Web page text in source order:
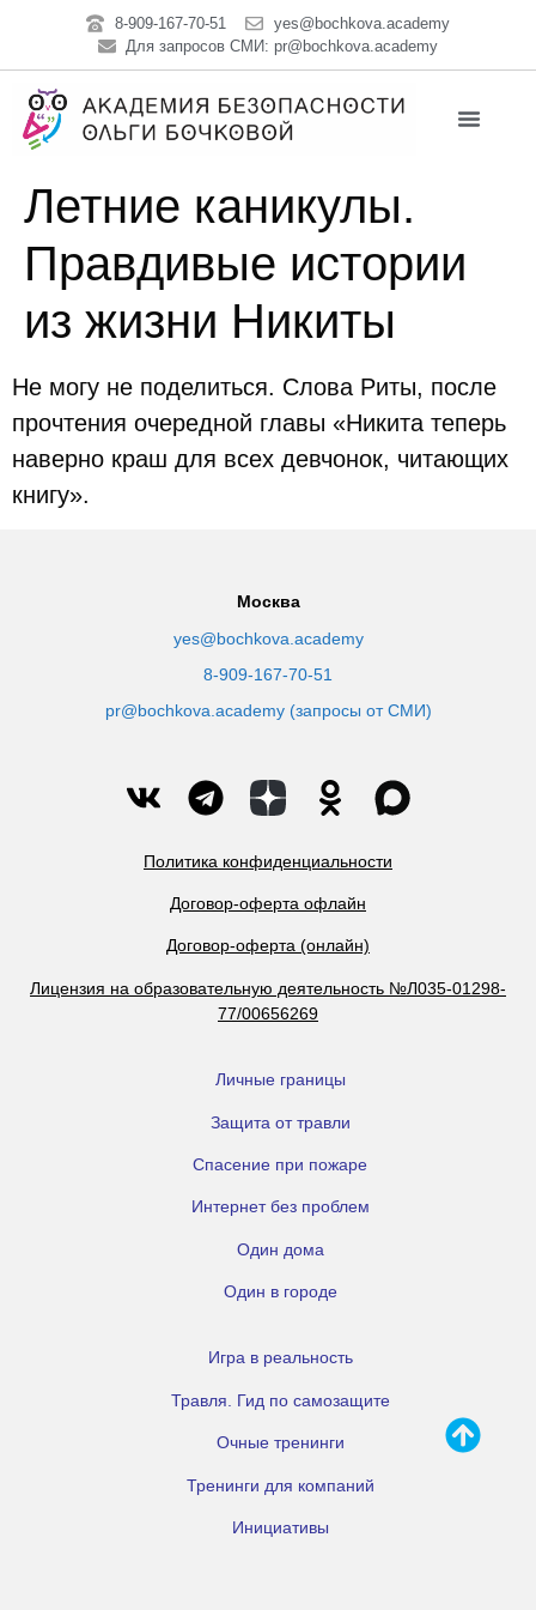
8-909-167-70-51
yes@bochkova.academy
Для запросов СМИ: pr@bochkova.academy
Летние каникулы.
Правдивые истории
из жизни Никиты
Не могу не поделиться. Слова Риты, после
прочтения очередной главы «Никита теперь
наверно краш для всех девчонок, читающих
книгу».
Москва
yes@bochkova.academy
8-909-167-70-51
pr@bochkova.academy (запросы от СМИ)
Политика конфиденциальности
Договор-оферта офлайн
Договор-оферта (онлайн)
Лицензия на образовательную деятельность №Л035-01298-
77/00656269
Личные границы
Защита от травли
Спасение при пожаре
Интернет без проблем
Один дома
Один в городе
Игра в реальность
Травля. Гид по самозащите
Очные тренинги
Тренинги для компаний
Инициативы